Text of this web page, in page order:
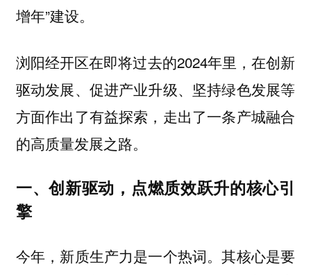
增年”建设。
浏阳经开区在即将过去的2024年里，在创新
驱动发展、促进产业升级、坚持绿色发展等
方面作出了有益探索，走出了一条产城融合
的高质量发展之路。
一、创新驱动，点燃质效跃升的核心引
擎
今年，新质生产力是一个热词。其核心是要